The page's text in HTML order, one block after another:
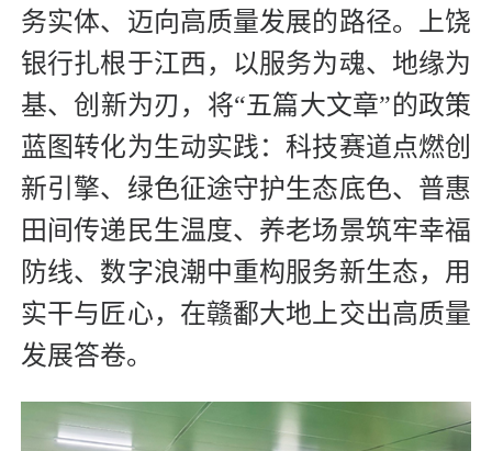
务实体、迈向高质量发展的路径。上饶
银行扎根于江西，以服务为魂、地缘为
基、创新为刃，将“五篇大文章”的政策
蓝图转化为生动实践：科技赛道点燃创
新引擎、绿色征途守护生态底色、普惠
田间传递民生温度、养老场景筑牢幸福
防线、数字浪潮中重构服务新生态，用
实干与匠心，在赣鄱大地上交出高质量
发展答卷。